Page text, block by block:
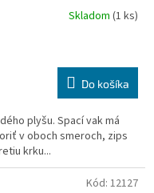
Skladom (1 ks)
Do košíka
plyšu. Spací vak má
v oboch smeroch, zips
krku...
Kód: 12127